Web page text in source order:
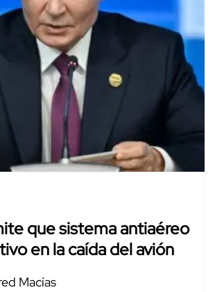
que sistema antiaéreo
en la caída del avión
Macías